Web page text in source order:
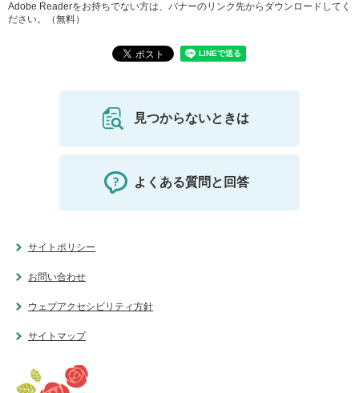
Adobe Readerをお持ちでない方は、バナーのリンク先からダウンロードしてく
ださい。（無料）
見つからないときは
よくある質問と回答
サイトポリシー
お問い合わせ
ウェブアクセシビリティ方針
サイトマップ